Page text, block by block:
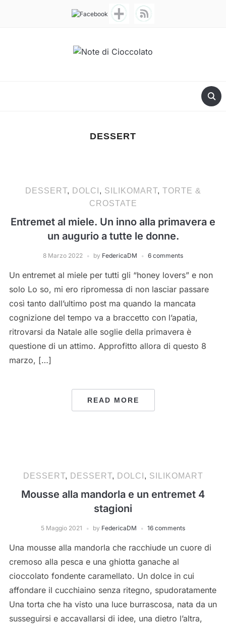
DESSERT
DESSERT, DOLCI , SILIKOMART, TORTE &
CROSTATE
Entremet al miele. Un inno alla primavera e
un augurio a tutte le donne.
8 Marzo 2022 by FedericaDM 6 comments
Un entremet al miele per tutti gli “honey lovers” e non
solo Lo so, mi ero ripromessa di non lasciar passare
così tanto dall’ultimo post ma quando la mancata
cognizione del tempo va a braccetto con l’apatia,
ritrovarsi da Natale alle soglie della primavera è
questione di un attimo. Approfitto allora di questo 8
marzo, […]
READ MORE
DESSERT, DESSERT, DOLCI , SILIKOMART
Mousse alla mandorla e un entremet 4
stagioni
5 Maggio 2021 by FedericaDM 16 comments
Una mousse alla mandorla che racchiude un cuore di
cremoso alla pesca e una ghiotta ganache al
cioccolato fondente caramellato. Un dolce in cui
affondare il cucchiaino senza ritegno, spudoratamente
Una torta che ha visto una luce burrascosa, nata da un
susseguirsi e accavallarsi di idee, una dietro l’altra,